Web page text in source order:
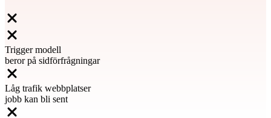
Trigger modell
beror på sidförfrågningar
Låg trafik webbplatser
jobb kan bli sent